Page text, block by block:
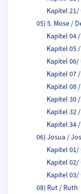
Kapitel 21/
05) 5. Mose /
Kapitel 04
Kapitel 05
Kapitel 06/
Kapitel 07
Kapitel 08
Kapitel 30
Kapitel 32
Kapitel 34
06) Josua /
Kapitel 01/
Kapitel 02/
Kapitel 03/
08) Rut / Ruth